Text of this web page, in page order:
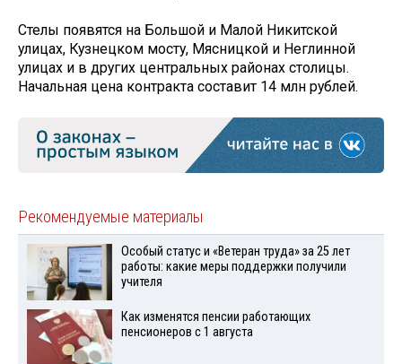
Стелы появятся на Большой и Малой Никитской
улицах, Кузнецком мосту, Мясницкой и Неглинной
улицах и в других центральных районах столицы.
Начальная цена контракта составит 14 млн рублей.
Рекомендуемые материалы
Особый статус и «Ветеран труда» за 25 лет
работы: какие меры поддержки получили
учителя
Как изменятся пенсии работающих
пенсионеров с 1 августа